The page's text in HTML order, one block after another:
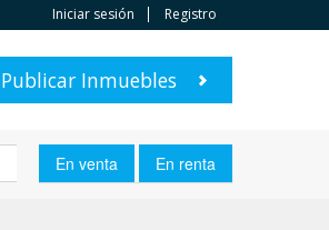
Iniciar sesión Registro
Publicar Inmuebles